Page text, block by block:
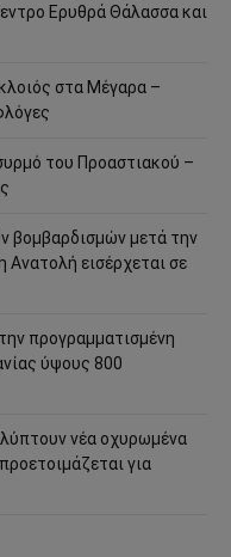
Ερυθρά Θάλασσα και
στα Μέγαρα –
του Προαστιακού –
βομβαρδισμών μετά την
Ανατολή εισέρχεται σε
προγραμματισμένη
ύψους 800
νέα οχυρωμένα
για